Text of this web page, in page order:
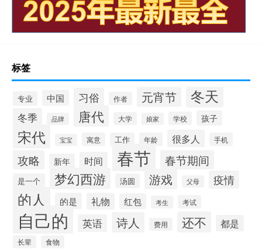
标签
专业 中国 习俗 作者 元宵节 冬天
冬季 品牌 唐代 大学 娘家 学校 孩子
宋代 宝宝 寓意 工作 年龄 很多人 手机
攻略 新年 时间 春节 春节期间
是一个 梦幻西游 汤圆 游戏 父母 疫情
的人 的是 礼物 红包 考生 考试
自己的 英语 诗人 费用 还不 都是
长辈 食物